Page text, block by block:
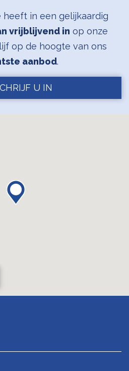
heeft in een gelijkaardig
vrijblijvend in op onze
op de hoogte van ons
aanbod.
U IN